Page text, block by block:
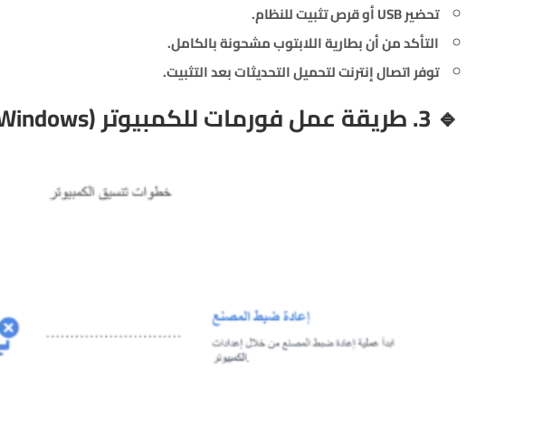
تحضير USB أو قرص تثبيت للنظام.
التأكد من أن بطارية اللابتوب مشحونة بالكامل.
توفر اتصال إنترنت لتحميل التحديثات بعد التثبيت.
🔹 3. طريقة عمل فورمات للكمبيوتر (Windows)